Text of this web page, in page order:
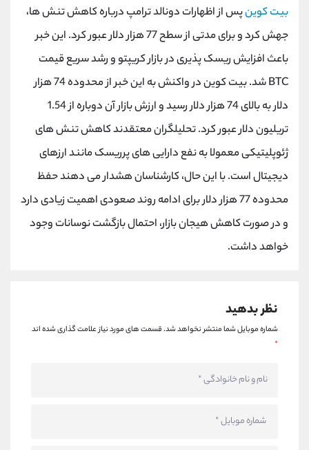
بیت کوینپس از اظهارات دونالد ترامپ درباره کاهش تنش ها،
جهش کرد و برای مدتی از سطح 77 هزار دلار عبور کرد. این خبر
باعث افزایش ریسک پذیری در بازار کریپتو و رشد سریع قیمت
BTC شد. بیت کوین در واکنش به این خبر از محدوده 74 هزار
دلار به بالای 74 هزار دلار رسید و ارزش بازار آن دوباره از 1.54
تریلیون دلار عبور کرد. تحلیلگران معتقدند کاهش تنش های
ژئوپلیتیکی معمولا به نفع دارایی های پرریسک مانند ارزهای
دیجیتال است. با این حال، کارشناسان هشدار می دهند حفظ
محدوده 77 هزار دلار برای ادامه روند صعودی اهمیت زیادی دارد
و در صورت کاهش هیجان بازار، احتمال بازگشت نوسانات وجود
خواهد داشت.
نظر بدهید
شماره موبایل شما منتشر نخواهد شد.قسمت های مورد نیاز علامت گذاری شده اند
*
021-22021030
بدون پیش شماره 90001030
اینستاگرام @alireza.mehrabii
کانال تلگرام @alirezamehrabi_com